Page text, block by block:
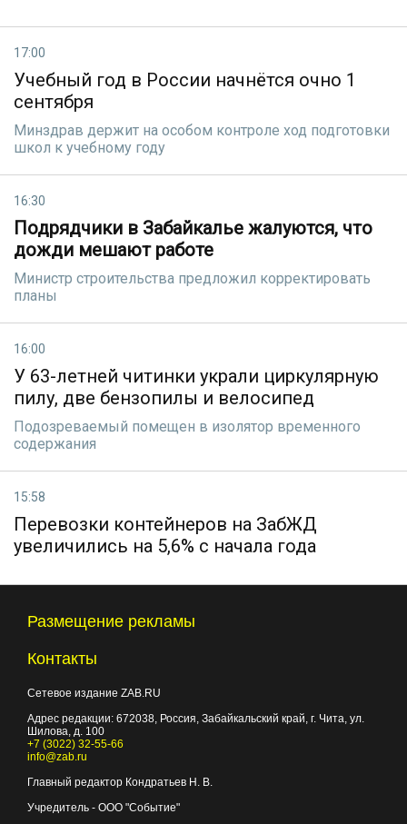
17:00
Учебный год в России начнётся очно 1
сентября
Минздрав держит на особом контроле ход подготовки
школ к учебному году
16:30
Подрядчики в Забайкалье жалуются, что
дожди мешают работе
Министр строительства предложил корректировать
планы
16:00
У 63-летней читинки украли циркулярную
пилу, две бензопилы и велосипед
Подозреваемый помещен в изолятор временного
содержания
15:58
Перевозки контейнеров на ЗабЖД
увеличились на 5,6% с начала года
Размещение рекламы
Контакты
Сетевое издание ZAB.RU
Адрес редакции: 672038, Россия, Забайкальский край, г. Чита, ул.
Шилова, д. 100
+7 (3022) 32-55-66
info@zab.ru
Главный редактор Кондратьев Н. В.
Учредитель - ООО "Событие"